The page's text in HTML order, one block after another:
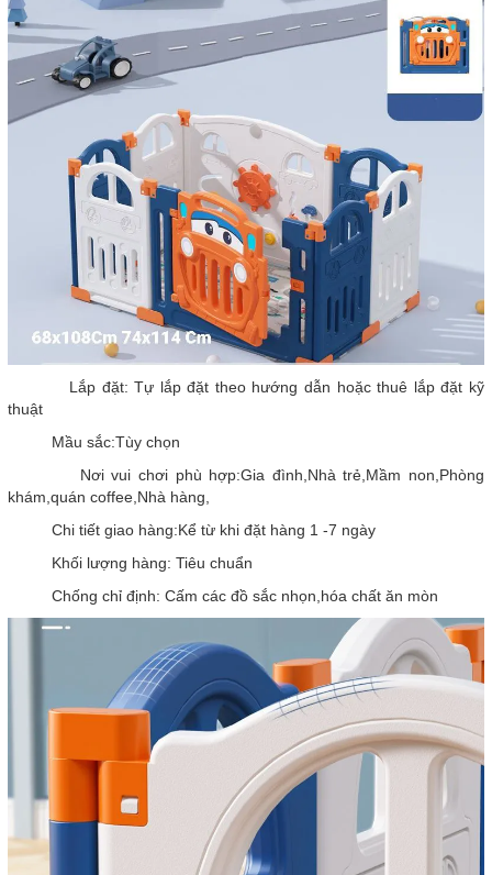
Lắp đặt: Tự lắp đặt theo hướng dẫn hoặc thuê lắp đặt kỹ
thuật
Mầu sắc:Tùy chọn
Nơi vui chơi phù hợp:Gia đình,Nhà trẻ,Mầm non,Phòng
khám,quán coffee,Nhà hàng,
Chi tiết giao hàng:Kể từ khi đặt hàng 1 -7 ngày
Khối lượng hàng: Tiêu chuẩn
Chống chỉ định: Cấm các đồ sắc nhọn,hóa chất ăn mòn